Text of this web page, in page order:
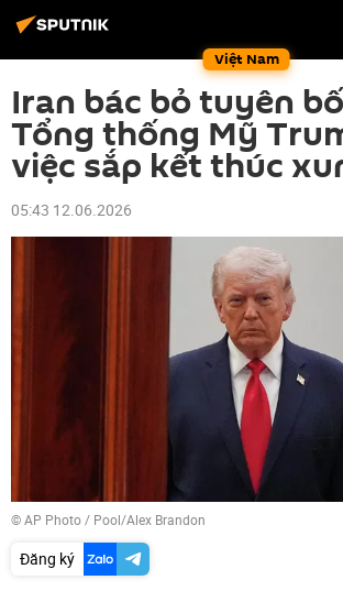
Việt Nam
Iran bác bỏ tuyên
Tổng thống Mỹ
việc sắp kết thúc
05:43 12.06.2026
© AP Photo / Pool/Alex Brandon
Đăng ký